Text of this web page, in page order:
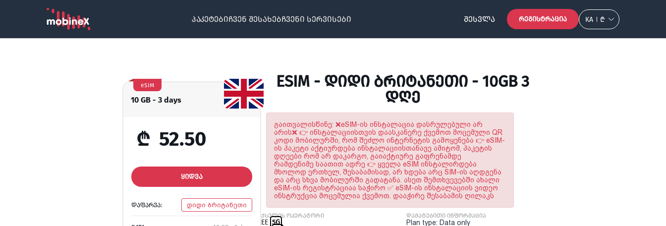
პაკეტებიჩვენ შესახებჩვენი სერვისები ᲨᲔᲡᲕᲚᲐ ᲠᲔᲒᲘᲡᲢᲠᲐᲪᲘᲐ KA ₾
10 GB - 3 days
eSIM
₾ 52.50
ᲧᲘᲓᲕᲐ
ᲓᲐᲤᲐᲠᲕᲐ: დიდი ბრიტანეთი
ESIM - ᲓᲘᲓᲘ ᲑᲠᲘᲢᲐᲜᲔᲗᲘ - 10GB 3
ᲓᲦᲔ
გაითვალისწინე: ❌eSIM-ის ინსტალაცია დასრულებული არ
არის❌ 👉 ინსტალაციისთვის დაასკანერე ქვემოთ მოცემული QR
კოდი მობილურში, რომ შეძლო ინტერნეტის გამოყენება 👉 eSIM-
ის პაკეტი აქტიურდება ინსტალაციისთანავე ამიტომ, პაკეტის
დღეები რომ არ დაკარგო, გაიაქტიურე გაფრენამდე
რამდენიმე საათით ადრე 👉 ყველა eSIM ინსტალირდება
მხოლოდ ერთხელ, შესაბამისად, არ ხდება არც SIM-ის აღდგენა
და არც სხვა მობილურში გადატანა. ასეთ შემთხვევებში ახალი
eSIM-ის რეგისტრაციაა საჭირო ✅ eSIM-ის ინსტალაციის ვიდეო
ინსტრუქცია მოცემულია ქვემოთ. დააჭირე შესაბამის ღილაკს
ქსელის ოპერატორი
EE 5G
დამატებითი ინფორმაცია
Plan type: Data only